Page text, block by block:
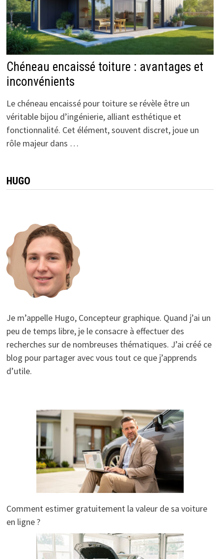
Chéneau encaissé toiture : avantages et
inconvénients
Le chéneau encaissé pour toiture se révèle être un
véritable bijou d’ingénierie, alliant esthétique et
fonctionnalité. Cet élément, souvent discret, joue un
rôle majeur dans …
HUGO
Je m’appelle Hugo, Concepteur graphique. Quand j’ai un
peu de temps libre, je le consacre à effectuer des
recherches sur de nombreuses thématiques. J’ai créé ce
blog pour partager avec vous tout ce que j’apprends
d’utile.
Comment estimer gratuitement la valeur de sa voiture
en ligne ?